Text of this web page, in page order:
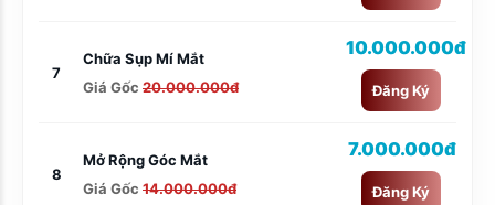
7
Chữa Sụp Mí Mắt
Giá Gốc 20.000.000đ
10.000.000đ
Đăng Ký
8
Mở Rộng Góc Mắt
Giá Gốc 14.000.000đ
7.000.000đ
Đăng Ký